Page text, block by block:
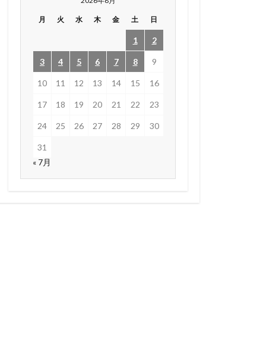
月 火 水 木 金 土 日
1 2
3 4 5 6 7 8 9
10 11 12 13 14 15 16
17 18 19 20 21 22 23
24 25 26 27 28 29 30
31
« 7月